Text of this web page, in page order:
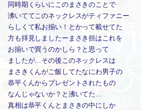
同時期くらいにこのまさきのことで
沸いててこのネックレスがティファニー
らしくて私お揃い！とかって載せてた
方も拝見しましたーまさき担はこれを
お揃いで買うのかしら？と思って
ましたが…その後このネックレスは
まさきくんがご飯してたなにわ男子の
恭平くんからプレゼントされたもの
なんじゃないか？と沸いてた…
真相は恭平くんとまさきの中にしか